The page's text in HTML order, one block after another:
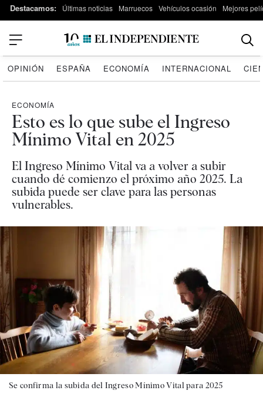
Destacamos: Últimas noticias Marruecos Vehículos ocasión Mejores
OPINIÓN ESPAÑA ECONOMÍA INTERNACIONAL
ECONOMÍA
Esto es lo que sube el Ingreso
Mínimo Vital en 2025
El Ingreso Mínimo Vital va a volver a subir
cuando dé comienzo el próximo año 2025. La
subida puede ser clave para las personas
vulnerables.
Se confirma la subida del Ingreso Mínimo Vital para 2025